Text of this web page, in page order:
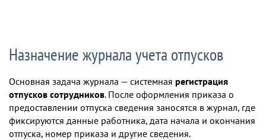
Назначение журнала учета отпусков
Основная задача журнала — системная регистрация
отпусков сотрудников. После оформления приказа о
предоставлении отпуска сведения заносятся в журнал, где
фиксируются данные работника, дата начала и окончания
отпуска, номер приказа и другие сведения.